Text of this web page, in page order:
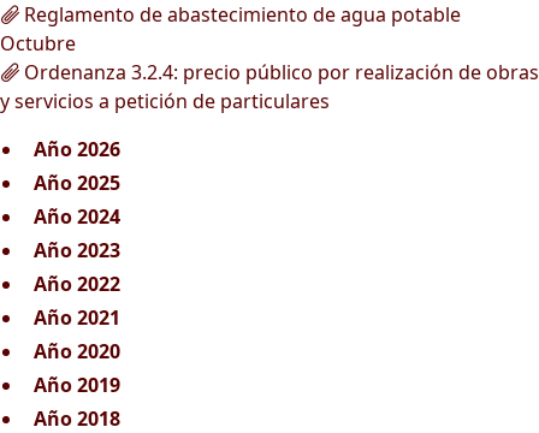
Reglamento de abastecimiento de agua potable
Octubre
Ordenanza 3.2.4: precio público por realización de obras
y servicios a petición de particulares
Año 2026
Año 2025
Año 2024
Año 2023
Año 2022
Año 2021
Año 2020
Año 2019
Año 2018